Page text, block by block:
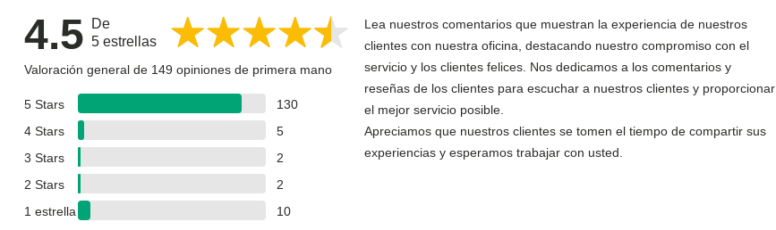
4.5
De
5 estrellas
Valoración general de 149 opiniones de primera mano
5 Stars
130
4 Stars
5
3 Stars
2
2 Stars
2
1 estrella
10
Lea nuestros comentarios que muestran la experiencia de nuestros
clientes con nuestra oficina, destacando nuestro compromiso con el
servicio y los clientes felices. Nos dedicamos a los comentarios y
reseñas de los clientes para escuchar a nuestros clientes y proporcionar
el mejor servicio posible.
Apreciamos que nuestros clientes se tomen el tiempo de compartir sus
experiencias y esperamos trabajar con usted.